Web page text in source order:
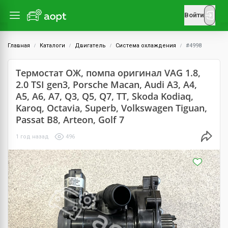
Войти
Главная Каталоги Двигатель Система охлаждения #4998
Термостат ОЖ, помпа оригинал VAG 1.8,
2.0 TSI gen3, Porsche Macan, Audi A3, A4,
A5, A6, A7, Q3, Q5, Q7, TT, Skoda Kodiaq,
Karoq, Octavia, Superb, Volkswagen Tiguan,
Passat B8, Arteon, Golf 7
1 год назад 496